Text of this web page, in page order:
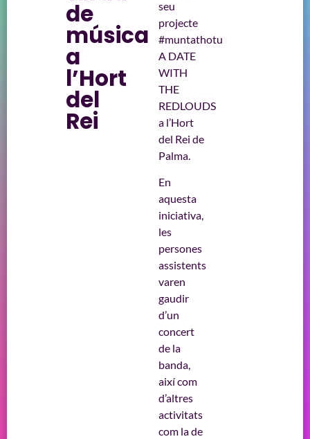
de
música
a
l’Hort
del
Rei
seu
projecte
#muntathotu
A DATE
WITH
THE
REDLOUDS
a l’Hort
del Rei de
Palma.
En
aquesta
iniciativa,
les
persones
assistents
varen
gaudir
d’un
concert
de la
banda,
així com
d’altres
activitats
com la de